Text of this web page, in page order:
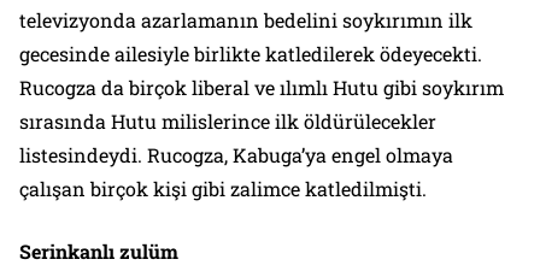
televizyonda azarlamanın bedelini soykırımın ilk
gecesinde ailesiyle birlikte katledilerek ödeyecekti.
Rucogza da birçok liberal ve ılımlı Hutu gibi soykırım
sırasında Hutu milislerince ilk öldürülecekler
listesindeydi. Rucogza, Kabuga’ya engel olmaya
çalışan birçok kişi gibi zalimce katledilmişti.
Serinkanlı zulüm